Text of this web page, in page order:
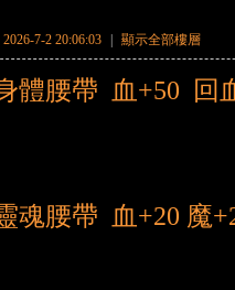
7-2 20:06:03 顯示全部樓層
體腰帶 血+50 回
魂腰帶 血+20 魔